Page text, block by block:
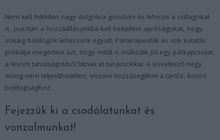
Nem kell feltétlen nagy dolgokra gondolni és lehozni a csillagokat
is, pusztán a hozzáállásunkba kell beépíteni apróságokat, hogy
sokáig boldogok lehessünk együtt. Párterapeuták és sok kutatás
próbálja megérteni azt, hogy mitől is működik jól egy párkapcsolat,
a levont tanulságokból látnak el tanácsokkal. A következő négy
dolog nem teljesíthetetlen, viszont hozzásegíthet a tartós, közös
boldogsághoz:
Fejezzük ki a csodálatunkat és
vonzalmunkat!